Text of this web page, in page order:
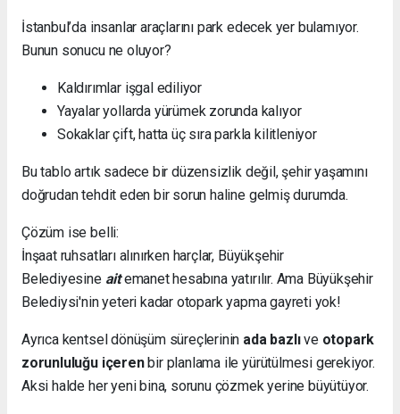
İstanbul’da insanlar araçlarını park edecek yer bulamıyor.
Bunun sonucu ne oluyor?
Kaldırımlar işgal ediliyor
Yayalar yollarda yürümek zorunda kalıyor
Sokaklar çift, hatta üç sıra parkla kilitleniyor
Bu tablo artık sadece bir düzensizlik değil, şehir yaşamını
doğrudan tehdit eden bir sorun haline gelmiş durumda.
Çözüm ise belli:
İnşaat ruhsatları alınırken harçlar, Büyükşehir
Belediyesine aitemanet hesabına yatırılır. Ama Büyükşehir
Belediysi'nin yeteri kadar otopark yapma gayreti yok!
Ayrıca kentsel dönüşüm süreçlerinin ada bazlıve otopark
zorunluluğu içerenbir planlama ile yürütülmesi gerekiyor.
Aksi halde her yeni bina, sorunu çözmek yerine büyütüyor.